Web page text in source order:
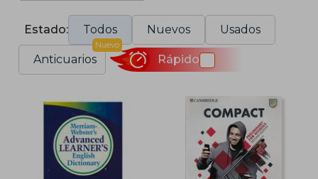
Estado: Todos Nuevos Usados
Anticuarios
Nuevo
Rápido